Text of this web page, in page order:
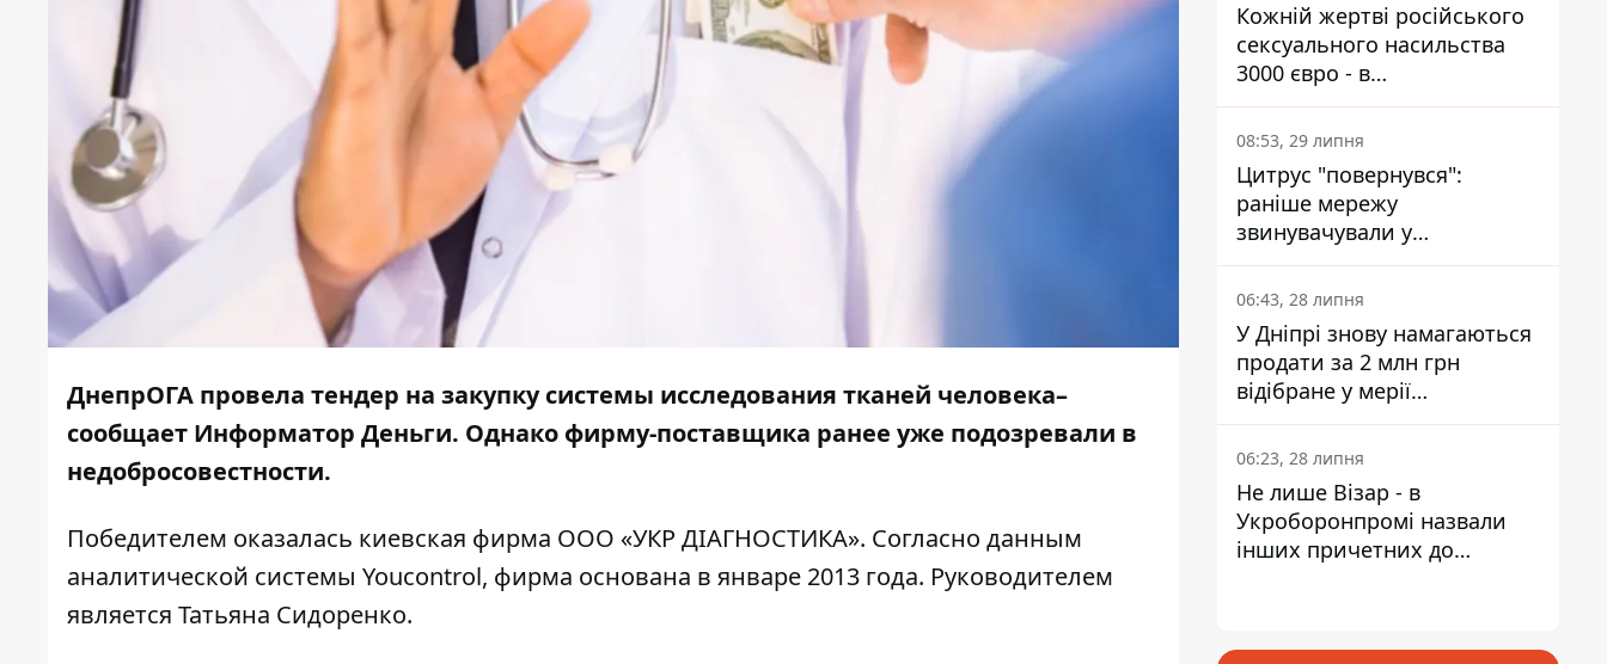
ДнепрОГА провела тендер на закупку системы исследования тканей человека–
сообщает Информатор Деньги. Однако фирму-поставщика ранее уже подозревали в
недобросовестности.
Победителем оказалась киевская фирма ООО «УКР ДІАГНОСТИКА». Согласно данным
аналитической системы Youcontrol, фирма основана в январе 2013 года. Руководителем
является Татьяна Сидоренко.
Кожній жертві російського
сексуального насильства
3000 євро - в
Мінсоцполітики пояснили
Інформатору, звідки на це
гроші
08:53, 29 липня
Цитрус "повернувся":
раніше мережу
звинувачували у
контрабанді техніки та
ухиленні від сплати
податків
06:43, 28 липня
У Дніпрі знову намагаються
продати за 2 млн грн
відібране у мерії
приміщення Укрпошти
06:23, 28 липня
Не лише Візар - в
Укроборонпромі назвали
інших причетних до